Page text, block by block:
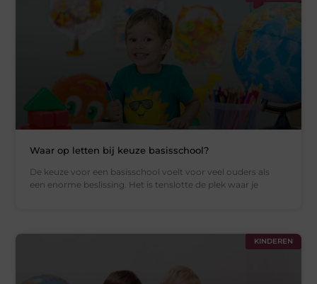
Waar op letten bij keuze basisschool?
De keuze voor een basisschool voelt voor veel ouders als
een enorme beslissing. Het is tenslotte de plek waar je
KINDEREN